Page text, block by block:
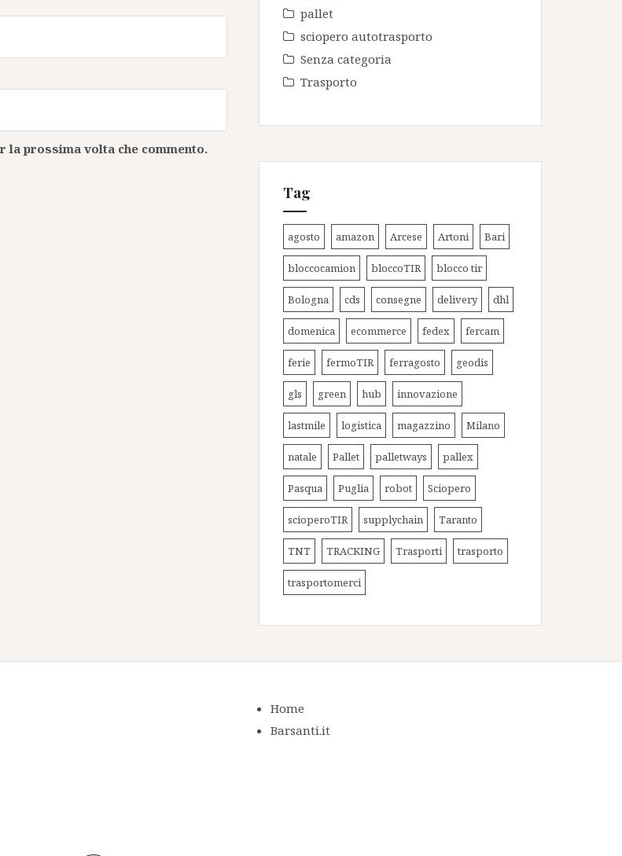
la prossima volta che commento.
pallet
sciopero autotrasporto
Senza categoria
Trasporto
Tag
agosto amazon Arcese Artoni Bari
bloccocamion bloccoTIR blocco tir
Bologna cds consegne delivery dhl
domenica ecommerce fedex fercam
ferie fermoTIR ferragosto geodis
gls green hub innovazione
lastmile logistica magazzino Milano
natale Pallet palletways pallex
Pasqua Puglia robot Sciopero
scioperoTIR supplychain Taranto
TNT TRACKING Trasporti trasporto
trasportomerci
Home
Barsanti.it